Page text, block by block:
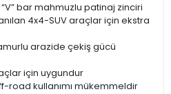
bar mahmuzlu patinaj zinciri
4x4-SUV araçlar için ekstra
arazide çekiş gücü
için uygundur
road kullanımı mükemmeldir